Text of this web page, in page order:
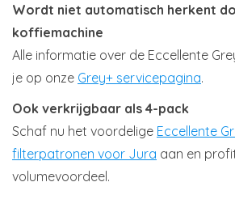
Wordt niet automatisch herkent
koffiemachine
Alle informatie over de Eccellente
je op onze Grey+ servicepagina.
Ook verkrijgbaar als 4-pack
Schaf nu het voordelige Eccellente
filterpatronen voor Jura aan en
volumevoordeel.